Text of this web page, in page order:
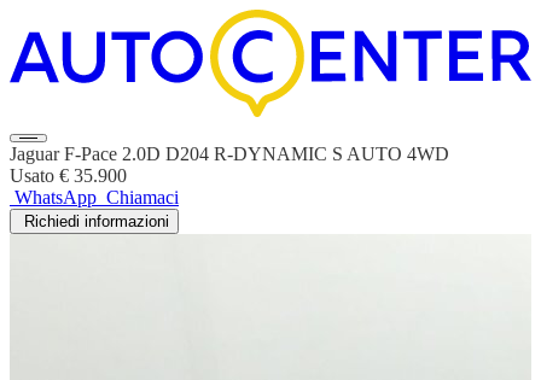
Jaguar F-Pace 2.0D D204 R-DYNAMIC S AUTO 4WD
Usato € 35.900
WhatsApp Chiamaci
Richiedi informazioni